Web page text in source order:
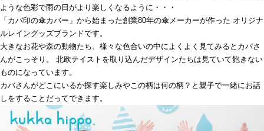
ような色彩で雨の日がより楽しくなるように・・・
「カバ印の傘カバー」から始まった創業80年の傘メーカーが作った オリジナ
ルレイングッズブランドです。
大きなお花や森の動物たち、様々な色合いの中によくよく見てみるとカバさ
んがこっそり。 北欧テイストを取り込んだデザインたちは見ていて飽きない
ものになっています。
カバさんがどこにいるか探す楽しみやこの柄は何の柄？と親子で一緒にお話
しをすることだってできます。